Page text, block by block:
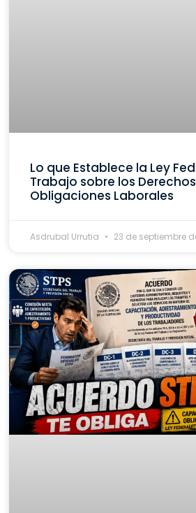
Lo que Establece la Ley
Trabajo sobre los
Obligaciones Laborales
Asdrubal Urrutia 23 de septiembre